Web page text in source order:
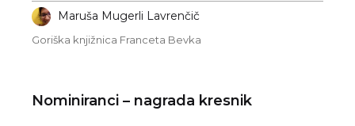
Maruša Mugerli Lavrenčič
Goriška knjižnica Franceta Bevka
Nominiranci – nagrada kresnik